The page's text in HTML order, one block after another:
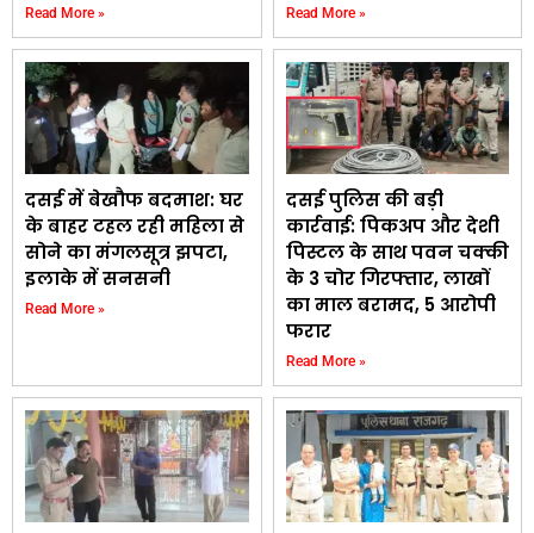
Read More » Read More »
दसई में बेखौफ बदमाश: घर
के बाहर टहल रही महिला से
सोने का मंगलसूत्र झपटा,
इलाके में सनसनी
Read More »
दसई पुलिस की बड़ी
कार्रवाई: पिकअप और देशी
पिस्टल के साथ पवन चक्की
के 3 चोर गिरफ्तार, लाखों
का माल बरामद, 5 आरोपी
फरार
Read More »